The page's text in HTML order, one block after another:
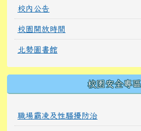
校內公告
校園開放時間
北勢圖書館
校園安全專區
職場霸凌及性騷擾防治